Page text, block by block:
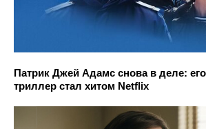
Патрик Джей Адамс снова в деле:
триллер стал хитом Netflix